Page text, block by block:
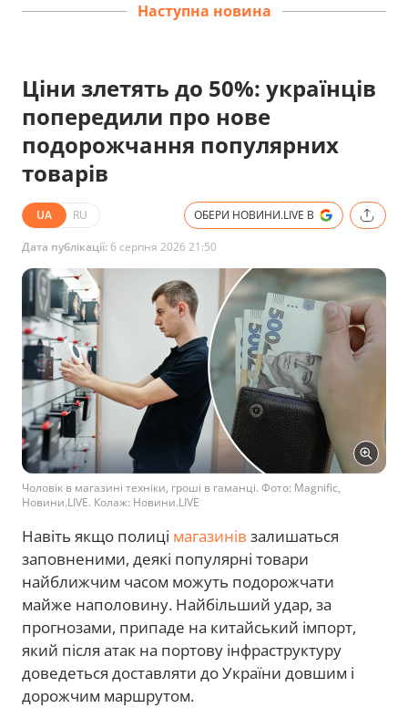
Наступна новина
Ціни злетять до 50%: українців
попередили про нове
подорожчання популярних
товарів
UA RU ОБЕРИ НОВИНИ.LIVE В
Дата публікації: 6 серпня 2026 21:50
Чоловік в магазині техніки, гроші в гаманці. Фото: Magnific,
Новини.LIVE. Колаж: Новини.LIVE
Навіть якщо полиці магазинів залишаться
заповненими, деякі популярні товари
найближчим часом можуть подорожчати
майже наполовину. Найбільший удар, за
прогнозами, припаде на китайський імпорт,
який після атак на портову інфраструктуру
доведеться доставляти до України довшим і
дорожчим маршрутом.